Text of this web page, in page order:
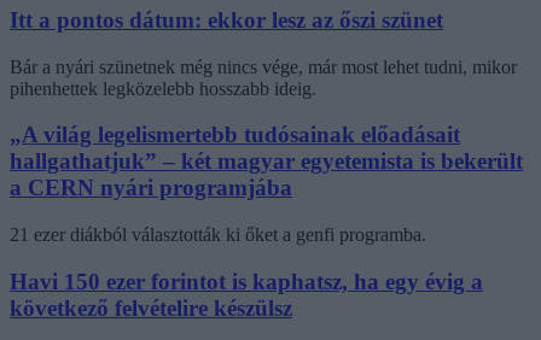
Itt a pontos dátum: ekkor lesz az őszi szünet
Bár a nyári szünetnek még nincs vége, már most lehet tudni, mikor
pihenhettek legközelebb hosszabb ideig.
„A világ legelismertebb tudósainak előadásait
hallgathatjuk” – két magyar egyetemista is bekerült
a CERN nyári programjába
21 ezer diákból választották ki őket a genfi programba.
Havi 150 ezer forintot is kaphatsz, ha egy évig a
következő felvételire készülsz